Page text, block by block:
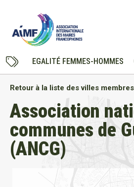
EGALITÉ FEMMES-HOMMES
Retour à la liste des villes membres
Association
communes de
(ANCG)